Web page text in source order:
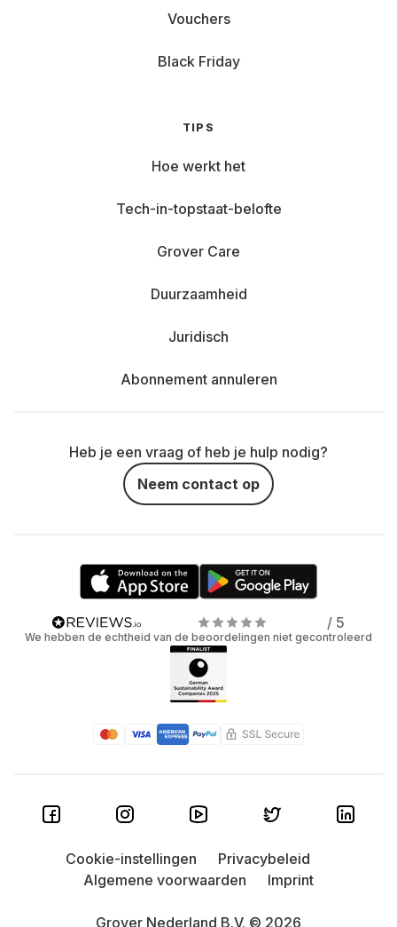
Vouchers
Black Friday
TIPS
Hoe werkt het
Tech-in-topstaat-belofte
Grover Care
Duurzaamheid
Juridisch
Abonnement annuleren
Heb je een vraag of heb je hulp nodig?
Neem contact op
/ 5
We hebben de echtheid van de beoordelingen niet gecontroleerd
Grover Nederland B.V. © 2026
Cookie-instellingen
Privacybeleid
Algemene voorwaarden
Imprint